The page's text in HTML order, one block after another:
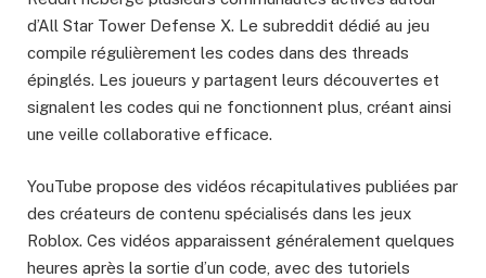
d’All Star Tower Defense X. Le subreddit dédié au jeu
compile régulièrement les codes dans des threads
épinglés. Les joueurs y partagent leurs découvertes et
signalent les codes qui ne fonctionnent plus, créant ainsi
une veille collaborative efficace.
YouTube propose des vidéos récapitulatives publiées par
des créateurs de contenu spécialisés dans les jeux
Roblox. Ces vidéos apparaissent généralement quelques
heures après la sortie d’un code, avec des tutoriels